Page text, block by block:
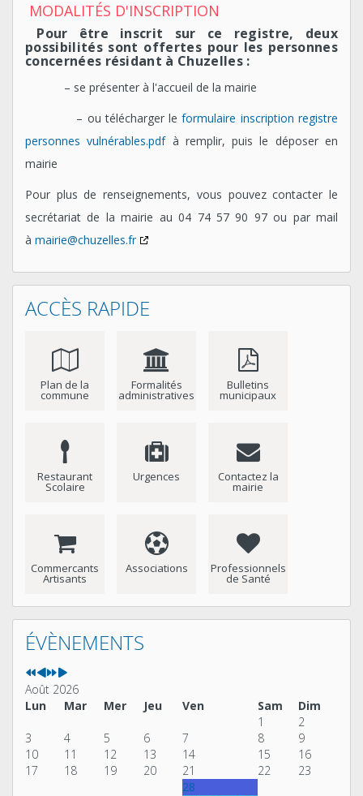
MODALITÉS D'INSCRIPTION
Pour être inscrit sur ce registre, deux
possibilités sont offertes pour les personnes
concernées résidant à Chuzelles :
– se présenter à l'accueil de la mairie
– ou télécharger leformulaire inscription registre
personnes vulnérables.pdfà remplir, puis le déposer en
mairie
Pour plus de renseignements, vous pouvez contacter le
secrétariat de la mairie au 04 74 57 90 97 ou par mail
à mairie@chuzelles.fr
ACCÈS RAPIDE
Plan de la
commune
Formalités
administratives
Bulletins
municipaux
Restaurant
Scolaire
Urgences Contactez la
mairie
Commercants
Artisants
Associations Professionnels
de Santé
ÉVÈNEMENTS
Année
précédente
Mois
précédent
Année
suivante
Mois
suivant
Août 2026
Lun
Mar Mer Jeu Ven Sam
Dim
1
2
3
4 5 6 7 8
9
10
11 12 13 14 15
16
17
18 19 20 21 22 23
28